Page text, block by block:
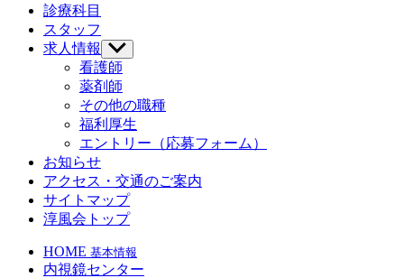
診療科目
スタッフ
求人情報
サ
ブ
メ
ニ
ュ
ー
を
示
看護師
薬剤師
その他の職種
福利厚生
エントリー（応募フォーム）
お知らせ
アクセス・交通のご案内
サイトマップ
淳風会トップ
HOME 基本情報
内視鏡センター